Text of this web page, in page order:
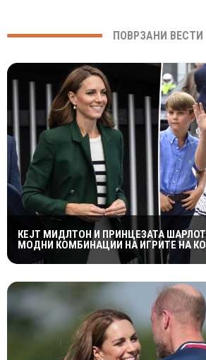
ПОВРЗАНИ ВЕСТИ
КЕЈТ МИДЛТОН И ПРИНЦЕЗАТА
МОДНИ КОМБИНАЦИИ НА ИГРИТЕ НА
КРАЛСКОТО СЕМЕЈСТВО ГО ПРИВЛЕЧЕ